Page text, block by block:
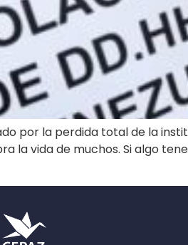
por la perdida total de la
la vida de muchos. Si algo